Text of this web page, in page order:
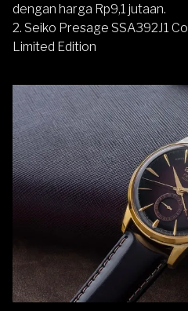
dengan harga Rp9,1 jutaan.
2. Seiko Presage SSA392J1
Limited Edition